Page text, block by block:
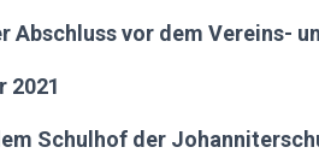
Abschluss vor dem Vereins-
2021
Schulhof der